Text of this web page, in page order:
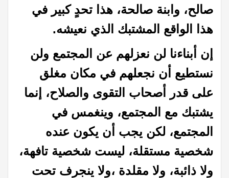
صالح، وابنة صالحة، هذا تحدٍ كبير في
هذا الواقع المشتبك الذي نعيشه.
إن أبناءنا لن نعزلهم عن المجتمع ولن
نستطيع أن نجعلهم في مكان مغلق
على قدر أصحاب التقوى والصلاح، إنما
يشتبك مع المجتمع، وينغمس في
المجتمع، لكن يجب أن يكون عنده
شخصية مستقلة، ليست شخصية تافهة،
ولا ذائبة، ولا مقلدة ،ولا ينجرف تحت